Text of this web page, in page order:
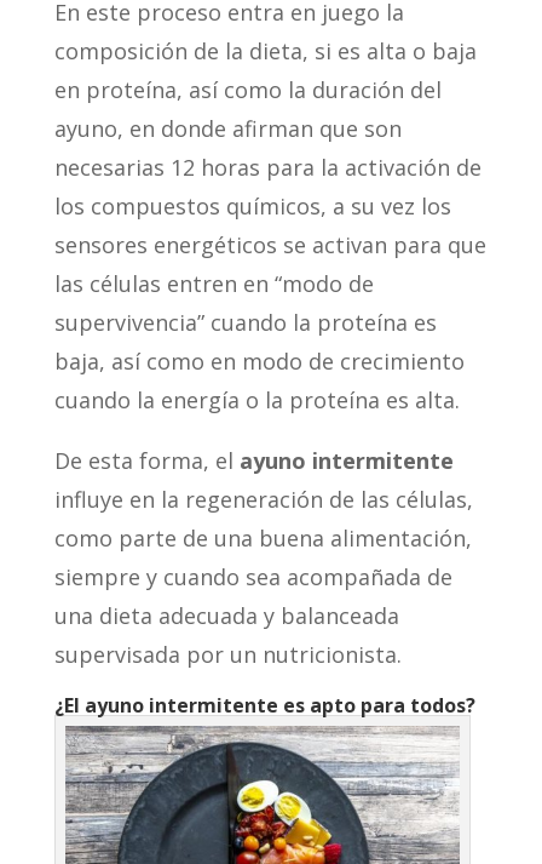
En este proceso entra en juego la
composición de la dieta, si es alta o baja
en proteína, así como la duración del
ayuno, en donde afirman que son
necesarias 12 horas para la activación de
los compuestos químicos, a su vez los
sensores energéticos se activan para que
las células entren en “modo de
supervivencia” cuando la proteína es
baja, así como en modo de crecimiento
cuando la energía o la proteína es alta.
De esta forma, el ayuno intermitente
influye en la regeneración de las células,
como parte de una buena alimentación,
siempre y cuando sea acompañada de
una dieta adecuada y balanceada
supervisada por un nutricionista.
¿El ayuno intermitente es apto para todos?